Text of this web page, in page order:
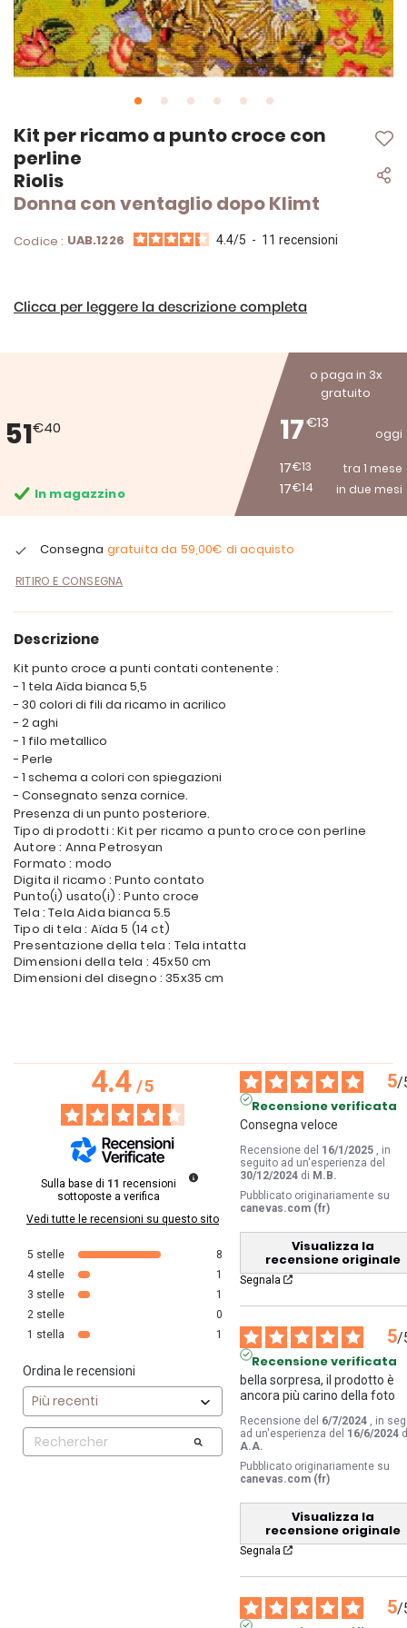
Kit per ricamo a punto croce con
perline
Riolis
Donna con ventaglio dopo Klimt
Codice : UAB.1226 4.4/5 - 11 recensioni
Clicca per leggere la descrizione completa
51€40
o paga in 3x
gratuito
17€13
oggi
17€13 tra 1 mese
17€14 in due mesi
In magazzino
Consegna gratuita da 59,00€ di acquisto
RITIRO E CONSEGNA
Vai
all'inizio
della
galleria
di
Descrizione
Kit punto croce a punti contati contenente :
- 1 tela Aïda bianca 5,5
- 30 colori di fili da ricamo in acrilico
- 2 aghi
- 1 filo metallico
- Perle
- 1 schema a colori con spiegazioni
- Consegnato senza cornice.
Presenza di un punto posteriore.
Tipo di prodotti : Kit per ricamo a punto croce con perline
Autore : Anna Petrosyan
Formato : modo
Digita il ricamo : Punto contato
Punto(i) usato(i) : Punto croce
Tela : Tela Aida bianca 5.5
Tipo di tela : Aïda 5 (14 ct)
Presentazione della tela : Tela intatta
Dimensioni della tela : 45x50 cm
Dimensioni del disegno : 35x35 cm
4.4/5
Sulla base di 11 recensioni
sottoposte a verifica
Vedi tutte le recensioni su questo sito
5 stelle
8
4 stelle
1
3 stelle
1
2 stelle
0
1 stella 1
Ordina le recensioni
5/
Recensione verificata
Consegna veloce
Recensione del 16/1/2025
, in
seguito ad un'esperienza del
30/12/2024 di M.B.
Pubblicato originariamente su
canevas.com (fr)
Visualizza la
recensione originale
Segnala
5/
Recensione verificata
bella sorpresa, il prodotto è
ancora più carino della foto
Recensione del 6/7/2024
, in
ad un'esperienza del 16/6/2024
A.A.
Pubblicato originariamente su
canevas.com (fr)
Visualizza la
recensione originale
Segnala
5/